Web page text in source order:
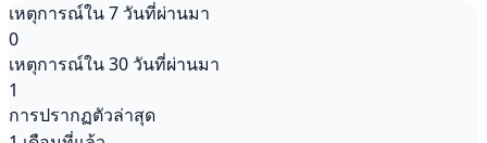
เหตุการณ์ใน 7 วันที่ผ่านมา
0
เหตุการณ์ใน 30 วันที่ผ่านมา
1
การปรากฏตัวล่าสุด